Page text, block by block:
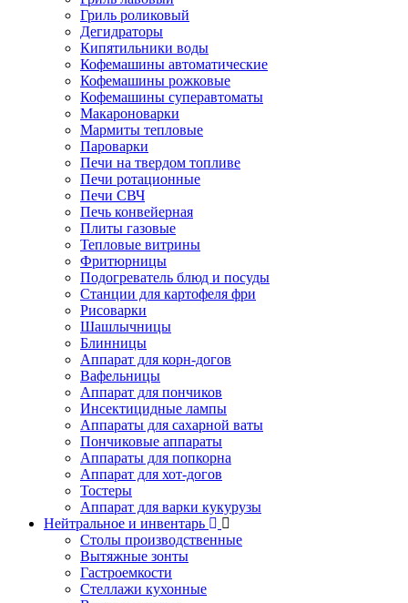
Гриль роликовый
Дегидраторы
Кипятильники воды
Кофемашины автоматические
Кофемашины рожковые
Кофемашины суперавтоматы
Макароноварки
Мармиты тепловые
Пароварки
Печи на твердом топливе
Печи ротационные
Печи СВЧ
Печь конвейерная
Плиты газовые
Тепловые витрины
Фритюрницы
Подогреватель блюд и посуды
Станции для картофеля фри
Рисоварки
Шашлычницы
Блинницы
Аппарат для корн-догов
Вафельницы
Аппарат для пончиков
Инсектицидные лампы
Аппараты для сахарной ваты
Пончиковые аппараты
Аппараты для попкорна
Аппарат для хот-догов
Тостеры
Аппарат для варки кукурузы
Нейтральное и инвентарь
Столы производственные
Вытяжные зонты
Гастроемкости
Стеллажи кухонные